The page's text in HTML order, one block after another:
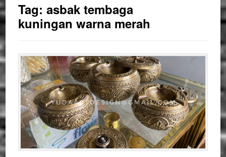
Tag:asbak tembaga
kuningan warna merah